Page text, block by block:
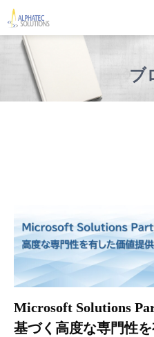
製品・ソリューション
導入事例
企業情報
ブ
Microsoft Solutions
基づく高度な専門性